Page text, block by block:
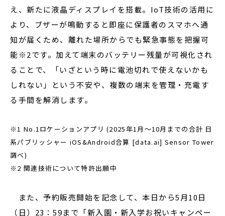
え、新たに液晶ディスプレイを搭載。IoT技術の活用に
より、ブザーが鳴動すると即座に保護者のスマホへ通
知が届くため、離れた場所からでも緊急事態を把握可
能※2です。加えて端末のバッテリー残量が可視化され
ることで、「いざという時に電池切れで使えないかも
しれない」という不安や、複数の端末を管理・充電す
る手間を解消します。
※1 No.1ロケーションアプリ (2025年1月～10月までの合計 日
系パブリッシャー iOS&Android合算 [data.ai] Sensor Tower
調べ)
※2 関連技術について特許出願中
また、予約販売開始を記念して、本日から5月10日
（日）23：59まで「新入園・新入学お祝いキャンペー